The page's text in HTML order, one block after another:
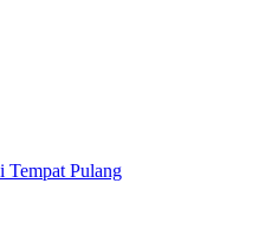
Pulang